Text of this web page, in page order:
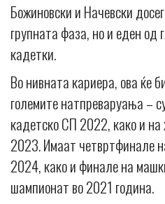
Божиновски и Начевски
групната фаза, но и еден
кадетки.
Во нивната кариера, ова ќе
големите натпреваруања –
кадетско СП 2022, како и
2023. Имаат четвртфинале
2024, како и финале на
шампионат во 2021 година.